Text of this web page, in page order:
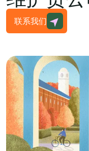
联系我们